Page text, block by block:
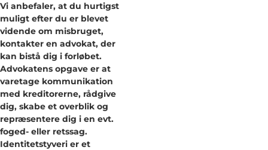
Vi anbefaler, at du hurtigst
muligt efter du er blevet
vidende om misbruget,
kontakter en advokat, der
kan bistå dig i forløbet.
Advokatens opgave er at
varetage kommunikation
med kreditorerne, rådgive
dig, skabe et overblik og
repræsentere dig i en evt.
foged- eller retssag.
Identitetstyveri er et